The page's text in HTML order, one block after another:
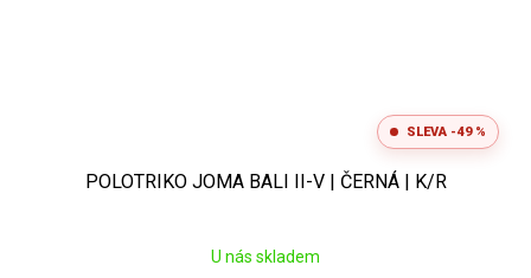
SLEVA -49 %
POLOTRIKO JOMA BALI II-V | ČERNÁ | K/R
U nás skladem